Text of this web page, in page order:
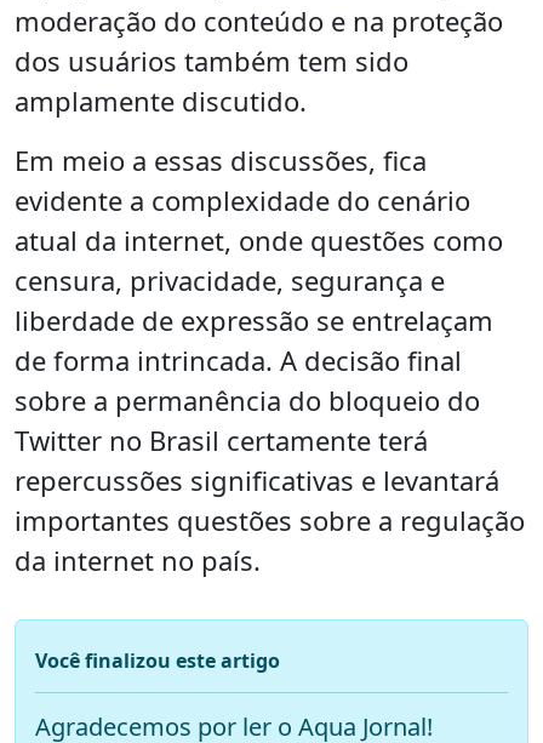
moderação do conteúdo e na proteção
dos usuários também tem sido
amplamente discutido.
Em meio a essas discussões, fica
evidente a complexidade do cenário
atual da internet, onde questões como
censura, privacidade, segurança e
liberdade de expressão se entrelaçam
de forma intrincada. A decisão final
sobre a permanência do bloqueio do
Twitter no Brasil certamente terá
repercussões significativas e levantará
importantes questões sobre a regulação
da internet no país.
Você finalizou este artigo
Agradecemos por ler o Aqua Jornal!